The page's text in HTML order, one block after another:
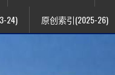
24) 原创索引(2025-26)